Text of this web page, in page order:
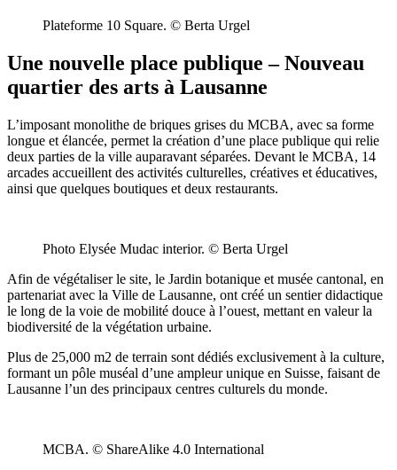
Plateforme 10 Square. © Berta Urgel
Une nouvelle place publique – Nouveau
quartier des arts à Lausanne
L’imposant monolithe de briques grises du MCBA, avec sa forme
longue et élancée, permet la création d’une place publique qui relie
deux parties de la ville auparavant séparées. Devant le MCBA, 14
arcades accueillent des activités culturelles, créatives et éducatives,
ainsi que quelques boutiques et deux restaurants.
Photo Elysée Mudac interior. © Berta Urgel
Afin de végétaliser le site, le Jardin botanique et musée cantonal, en
partenariat avec la Ville de Lausanne, ont créé un sentier didactique
le long de la voie de mobilité douce à l’ouest, mettant en valeur la
biodiversité de la végétation urbaine.
Plus de 25,000 m2 de terrain sont dédiés exclusivement à la culture,
formant un pôle muséal d’une ampleur unique en Suisse, faisant de
Lausanne l’un des principaux centres culturels du monde.
MCBA. © ShareAlike 4.0 International